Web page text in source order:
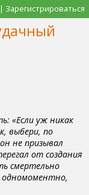
Зарегистрироваться
«Если уж никак
выбери, по
не призывал
от создания
смертельно
одномоментно,